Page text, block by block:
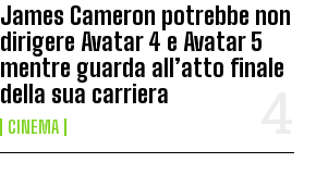
James Cameron potrebbe non
dirigere Avatar 4 e Avatar 5
mentre guarda all’atto finale
della sua carriera
CINEMA